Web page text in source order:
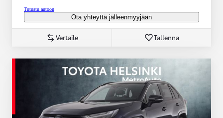
Tutustu autoon
Ota yhteyttä jälleenmyyjään
Vertaile Tallenna